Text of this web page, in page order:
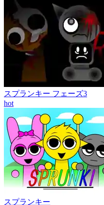
スプランキー フェーズ3
hot
スプランキー